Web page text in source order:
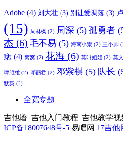
Adobe (4) 刘大壮 (3) 别让爱凋落 (3)
(15) 周林枫 (2) 周深 (5) 孤勇者
杰 (6) 毛不易 (5) 海南小崇 (2) 王小帅
痣 (4) 窝窝 (2) 花海 (6) 莫叫姐姐 (2) 莫
谭维维 (2) 邓丽君 (2) 邓紫棋 (5) 队长
默契 (2)
全宽专题
吉他谱_吉他入门教程_吉他教学
ICP备18007648号-5 易唱网 17吉他